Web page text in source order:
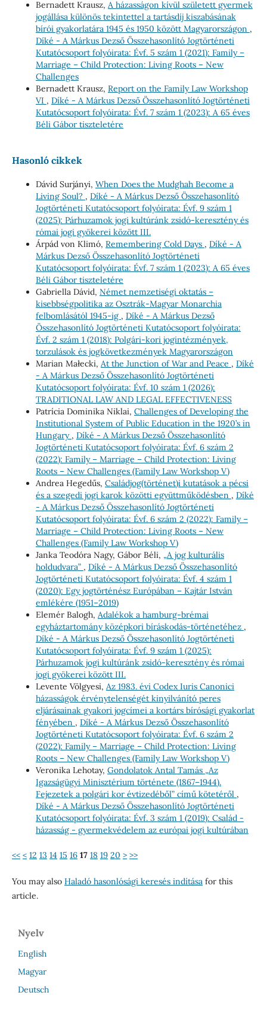
Bernadett Krausz, A házasságon kívül született gyermek
jogállása különös tekintettel a tartásdíj kiszabásának
bírói gyakorlatára 1945 és 1950 között Magyarországon ,
Díké - A Márkus Dezső Összehasonlító Jogtörténeti
Kutatócsoport folyóirata: Évf. 5 szám 1 (2021): Family –
Marriage – Child Protection: Living Roots – New
Challenges
Bernadett Krausz, Report on the Family Law Workshop
VI , Díké - A Márkus Dezső Összehasonlító Jogtörténeti
Kutatócsoport folyóirata: Évf. 7 szám 1 (2023): A 65 éves
Béli Gábor tiszteletére
Hasonló cikkek
Dávid Surjányi, When Does the Muḍghah Become a
Living Soul? , Díké - A Márkus Dezső Összehasonlító
Jogtörténeti Kutatócsoport folyóirata: Évf. 9 szám 1
(2025): Párhuzamok jogi kultúránk zsidó-keresztény és
római jogi gyökerei között III.
Árpád von Klimó, Remembering Cold Days , Díké - A
Márkus Dezső Összehasonlító Jogtörténeti
Kutatócsoport folyóirata: Évf. 7 szám 1 (2023): A 65 éves
Béli Gábor tiszteletére
Gabriella Dávid, Német nemzetiségi oktatás –
kisebbségpolitika az Osztrák-Magyar Monarchia
felbomlásától 1945-ig , Díké - A Márkus Dezső
Összehasonlító Jogtörténeti Kutatócsoport folyóirata:
Évf. 2 szám 1 (2018): Polgári-kori jogintézmények,
torzulások és jogkövetkezmények Magyarországon
Marian Małecki, At the Junction of War and Peace , Díké
- A Márkus Dezső Összehasonlító Jogtörténeti
Kutatócsoport folyóirata: Évf. 10 szám 1 (2026):
TRADITIONAL LAW AND LEGAL EFFECTIVENESS
Patrícia Dominika Niklai, Challenges of Developing the
Institutional System of Public Education in the 1920’s in
Hungary , Díké - A Márkus Dezső Összehasonlító
Jogtörténeti Kutatócsoport folyóirata: Évf. 6 szám 2
(2022): Family – Marriage – Child Protection: Living
Roots – New Challenges (Family Law Workshop V)
Andrea Hegedűs, Családjog(történet)i kutatások a pécsi
és a szegedi jogi karok közötti együttműködésben , Díké
- A Márkus Dezső Összehasonlító Jogtörténeti
Kutatócsoport folyóirata: Évf. 6 szám 2 (2022): Family –
Marriage – Child Protection: Living Roots – New
Challenges (Family Law Workshop V)
Janka Teodóra Nagy, Gábor Béli, „A jog kulturális
holdudvara” , Díké - A Márkus Dezső Összehasonlító
Jogtörténeti Kutatócsoport folyóirata: Évf. 4 szám 1
(2020): Egy jogtörténész Európában – Kajtár István
emlékére (1951–2019)
Elemér Balogh, Adalékok a hamburg-brémai
egyháztartomány középkori bíráskodás-történetéhez ,
Díké - A Márkus Dezső Összehasonlító Jogtörténeti
Kutatócsoport folyóirata: Évf. 9 szám 1 (2025):
Párhuzamok jogi kultúránk zsidó-keresztény és római
jogi gyökerei között III.
Levente Völgyesi, Az 1983. évi Codex Iuris Canonici
házasságok érvénytelenségét kinyilvánító peres
eljárásainak gyakori jogcímei a kortárs bírósági gyakorlat
fényében , Díké - A Márkus Dezső Összehasonlító
Jogtörténeti Kutatócsoport folyóirata: Évf. 6 szám 2
(2022): Family – Marriage – Child Protection: Living
Roots – New Challenges (Family Law Workshop V)
Veronika Lehotay, Gondolatok Antal Tamás „Az
Igazságügyi Minisztérium története (1867–1944).
Fejezetek a polgári kor évtizedéből” című kötetéről ,
Díké - A Márkus Dezső Összehasonlító Jogtörténeti
Kutatócsoport folyóirata: Évf. 3 szám 1 (2019): Család -
házasság - gyermekvédelem az európai jogi kultúrában
<< < 12 13 14 15 16 17 18 19 20 > >>
You may also Haladó hasonlósági keresés indításafor this
article.
Nyelv
English
Magyar
Deutsch